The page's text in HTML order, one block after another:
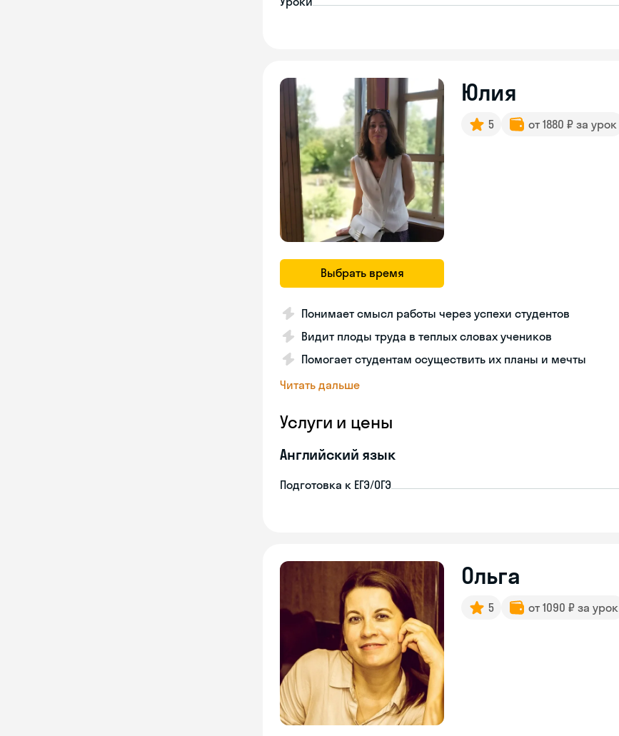
Выбрать время
Юлия
5 от 1880 ₽ за урок
Понимает смысл работы через успехи студентов
Видит плоды труда в теплых словах учеников
Помогает студентам осуществить их планы и мечты
Читать дальше
Услуги и цены
Английский язык
Подготовка к ЕГЭ/ОГЭ
Ольга
5 от 1090 ₽ за урок